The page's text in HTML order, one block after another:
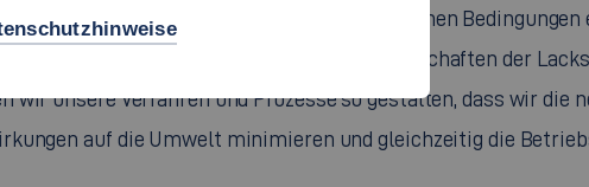
der Lack auf das Werkstück? Unter welchen
optischen und technologischen Eigenschaften der
wir unsere Verfahren und Prozesse so gestalten, dass wir die
auf die Umwelt minimieren und gleichzeitig die